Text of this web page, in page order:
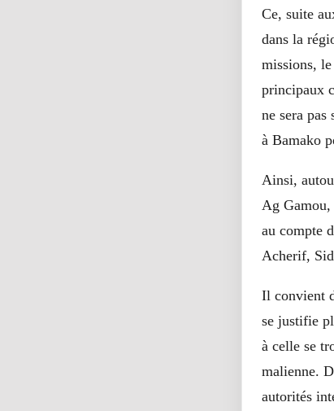
Ce, suite
dans la
missions,
principaux
ne sera
à Bamako
Ainsi,
Ag
au compte
Acherif,
Il convient
se justifie
à celle se
malienne.
autorités